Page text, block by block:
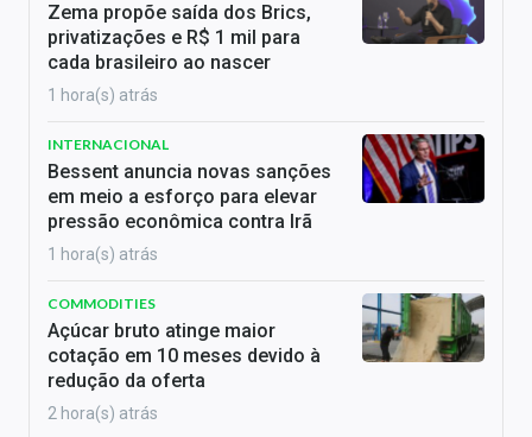
Zema propõe saída dos Brics,
privatizações e R$ 1 mil para
cada brasileiro ao nascer
1 hora(s) atrás
INTERNACIONAL
Bessent anuncia novas sanções
em meio a esforço para elevar
pressão econômica contra Irã
1 hora(s) atrás
COMMODITIES
Açúcar bruto atinge maior
cotação em 10 meses devido à
redução da oferta
2 hora(s) atrás